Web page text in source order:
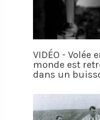
VIDÉO - Volée
monde est
dans un